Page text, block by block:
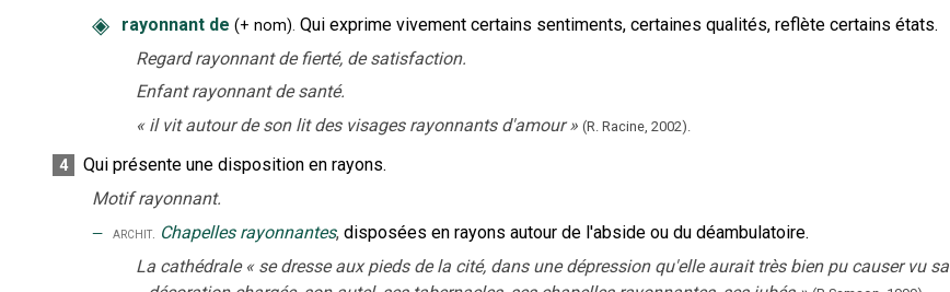
◈ rayonnant de (+ nom). Qui exprime vivement certains sentiments, certaines qualités, reflète certains états.
Regard rayonnant de fierté, de satisfaction.
Enfant rayonnant de santé.
« il vit autour de son lit des visages rayonnants d'amour » (R. Racine, 2002).
4
Qui présente une disposition en rayons.
Motif rayonnant.
‒ archit. Chapelles rayonnantes, disposées en rayons autour de l'abside ou du déambulatoire.
La cathédrale « se dresse aux pieds de la cité, dans une dépression qu'elle aurait très bien pu causer vu sa